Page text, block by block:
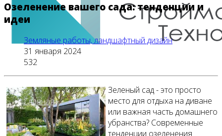
Главная
Озеленение вашего сада: тенденции и
идеи
Земляные работы, ландшафтный дизайн
31 января 2024
532
Зеленый сад - это просто
место для отдыха на диване
или важная часть домашнего
убранства? Современные
тенденции озеленения